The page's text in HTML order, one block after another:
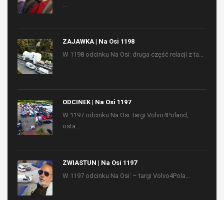
...
ZAJAWKA | Na Osi 1198
W 1198 odcinku Na Osi: druga część relacji z ta...
ODCINEK | Na Osi 1197
W 1197 odcinku Na Osi: targi Volvo4Poland,
osta...
ZWIASTUN | Na Osi 1197
W 1197 odcinku Na Osi: – targi Volvo4Pola...